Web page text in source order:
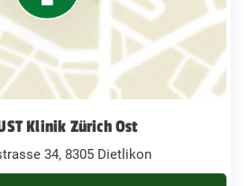
Klinik Zürich Ost
34, 8305 Dietlikon